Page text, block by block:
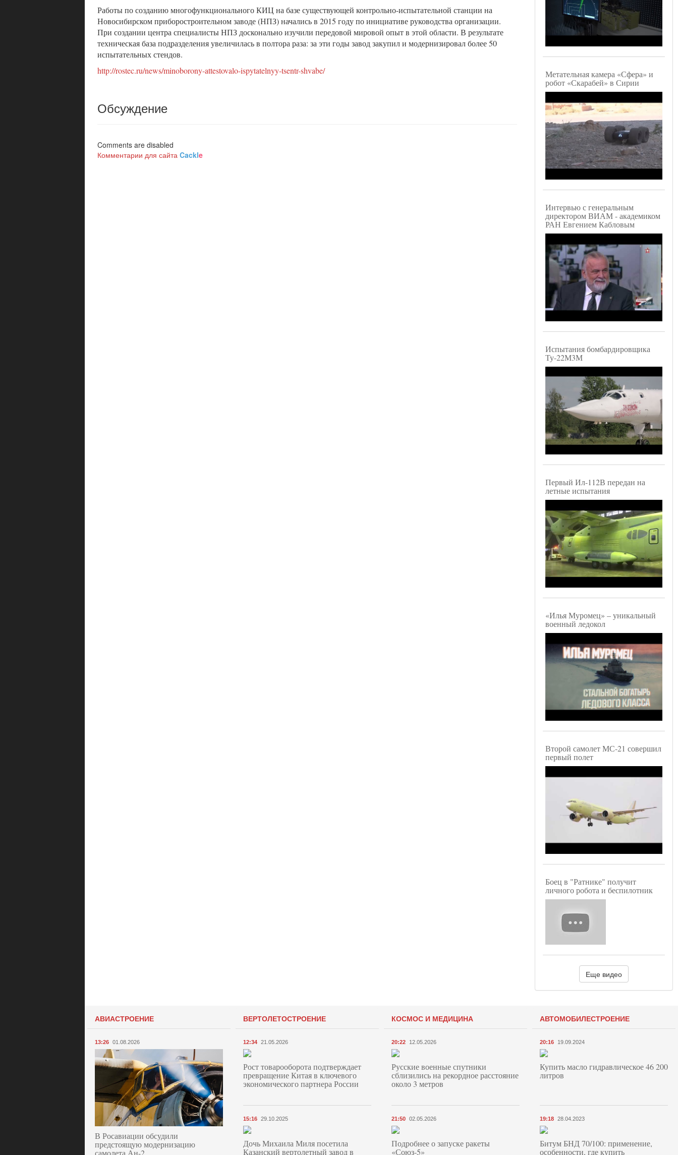
Работы по созданию многофункционального КИЦ на базе существующей контрольно-испытательной станции на
Новосибирском приборостроительном заводе (НПЗ) начались в 2015 году по инициативе руководства организации.
При создании центра специалисты НПЗ досконально изучили передовой мировой опыт в этой области. В результате
техническая база подразделения увеличилась в полтора раза: за эти годы завод закупил и модернизировал более 50
испытательных стендов.
http://rostec.ru/news/minoborony-attestovalo-ispytatelnyy-tsentr-shvabe/
Обсуждение
Comments are disabled
Комментарии для сайта Cackle
Метательная камера «Сфера» и
робот «Скарабей» в Сирии
Интервью с генеральным
директором ВИАМ - академиком
РАН Евгением Кабловым
Испытания бомбардировщика
Ту-22М3М
Первый Ил-112В передан на
летные испытания
«Илья Муромец» – уникальный
военный ледокол
Второй самолет МС-21 совершил
первый полет
Боец в "Ратнике" получит
личного робота и беспилотник
Еще видео
АВИАСТРОЕНИЕ
13:26 01.08.2026
В Росавиации обсудили
предстоящую модернизацию
самолета Ан-2
ВЕРТОЛЕТОСТРОЕНИЕ
12:34 21.05.2026
Рост товарооборота подтверждает
превращение Китая в ключевого
экономического партнера России
15:16 29.10.2025
Дочь Михаила Миля посетила
Казанский вертолетный завод в
КОСМОС И МЕДИЦИНА
20:22 12.05.2026
Русские военные спутники
сблизились на рекордное расстояние
около 3 метров
21:50 02.05.2026
Подробнее о запуске ракеты
«Союз‑5»
АВТОМОБИЛЕСТРОЕНИЕ
20:16 19.09.2024
Купить масло гидравлическое 46 200
литров
19:18 28.04.2023
Битум БНД 70/100: применение,
особенности, где купить